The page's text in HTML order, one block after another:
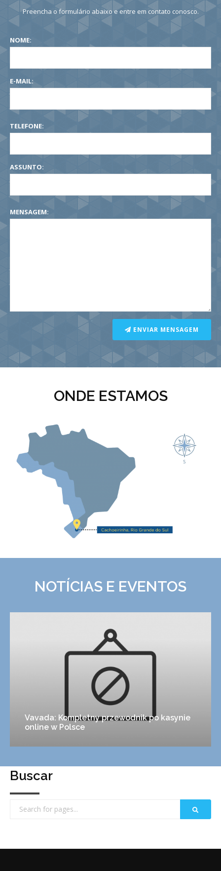
Preencha o formulário abaixo e entre em contato conosco.
NOME:
E-MAIL:
TELEFONE:
ASSUNTO:
MENSAGEM:
ENVIAR MENSAGEM
ONDE ESTAMOS
NOTÍCIAS E EVENTOS
Vavada: Kompletny przewodnik po kasynie
online w Polsce
Buscar